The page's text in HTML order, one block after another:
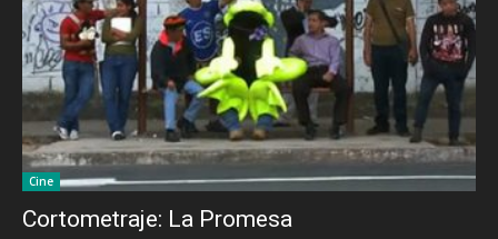
Cine
Cortometraje: La Promesa